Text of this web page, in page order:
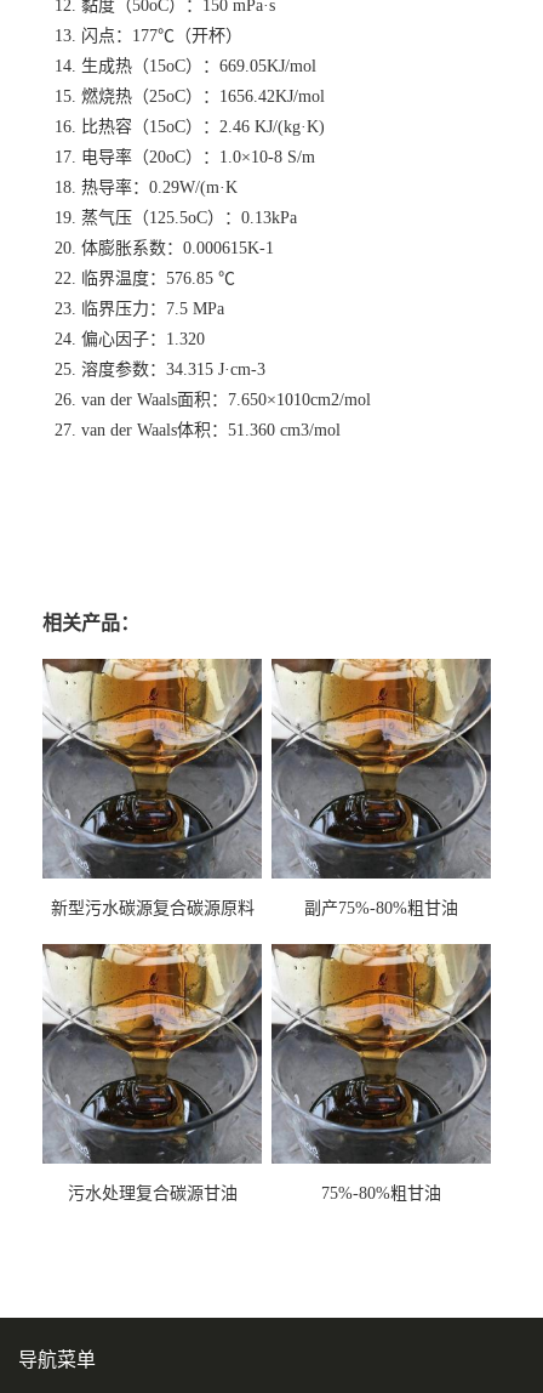
12. 黏度（50oC）：150 mPa·s
13. 闪点：177℃（开杯）
14. 生成热（15oC）：669.05KJ/mol
15. 燃烧热（25oC）：1656.42KJ/mol
16. 比热容（15oC）：2.46 KJ/(kg·K)
17. 电导率（20oC）：1.0×10-8 S/m
18. 热导率：0.29W/(m·K
19. 蒸气压（125.5oC）：0.13kPa
20. 体膨胀系数：0.000615K-1
22. 临界温度：576.85 ℃
23. 临界压力：7.5 MPa
24. 偏心因子：1.320
25. 溶度参数：34.315 J·cm-3
26. van der Waals面积：7.650×1010cm2/mol
27. van der Waals体积：51.360 cm3/mol
相关产品：
新型污水碳源复合碳源原料
副产75%-80%粗甘油
污水处理复合碳源甘油
75%-80%粗甘油
导航菜单